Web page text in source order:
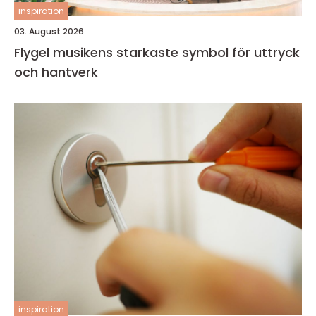
inspiration
03. August 2026
Flygel musikens starkaste symbol för uttryck
och hantverk
inspiration